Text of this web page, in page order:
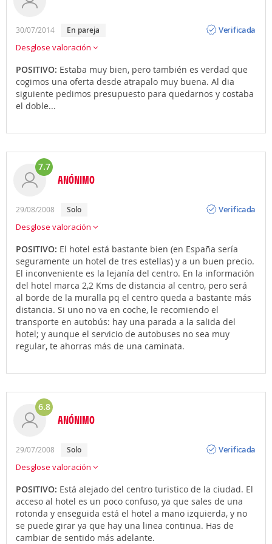
30/07/2014 en pareja
Verificada
Desglose valoración
POSITIVO: Estaba muy bien, pero también es verdad que
cogimos una oferta desde atrapalo muy buena. Al dia
siguiente pedimos presupuesto para quedarnos y costaba
el doble...
7.7
ANÓNIMO
29/08/2008 solo
Verificada
Desglose valoración
POSITIVO: El hotel está bastante bien (en España sería
seguramente un hotel de tres estellas) y a un buen precio.
El inconveniente es la lejanía del centro. En la información
del hotel marca 2,2 Kms de distancia al centro, pero será
al borde de la muralla pq el centro queda a bastante más
distancia. Si uno no va en coche, le recomiendo el
transporte en autobús: hay una parada a la salida del
hotel; y aunque el servicio de autobuses no sea muy
regular, te ahorras más de una caminata.
6.8
ANÓNIMO
29/07/2008 solo
Verificada
Desglose valoración
POSITIVO: Está alejado del centro turistico de la ciudad. El
acceso al hotel es un poco confuso, ya que sales de una
rotonda y enseguida está el hotel a mano izquierda, y no
se puede girar ya que hay una linea continua. Has de
cambiar de sentido más adelante.